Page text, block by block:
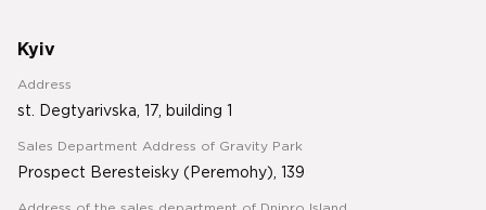
Kyiv
Address
st. Degtyarivska, 17, building 1
Sales Department Address of Gravity Park
Prospect Beresteisky (Peremohy), 139